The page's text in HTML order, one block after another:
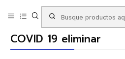
COVID 19 eliminar
COVID 19 eliminar